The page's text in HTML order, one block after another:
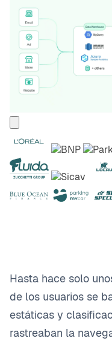
Hasta hace solo
de los usuarios se
estáticas y
rastreaban la